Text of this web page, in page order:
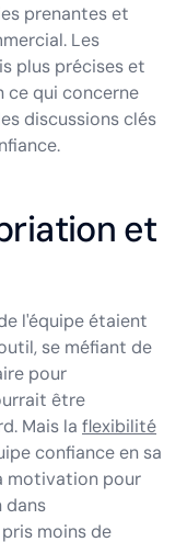
prenantes et
Les
plus précises et
ce qui concerne
discussions clés
et
l'équipe étaient
se méfiant de
pour
être
Mais la flexibilité
confiance en sa
motivation pour
dans
moins de